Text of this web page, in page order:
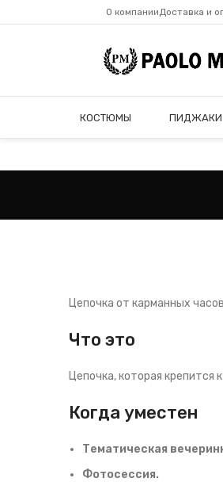
О компанииДоставка и
КОСТЮМЫ ПИДЖАКИ
Цепочка от карманных
Что это
Цепочка, которая крепится
Когда уместен
Тематическая
Фотосессия.